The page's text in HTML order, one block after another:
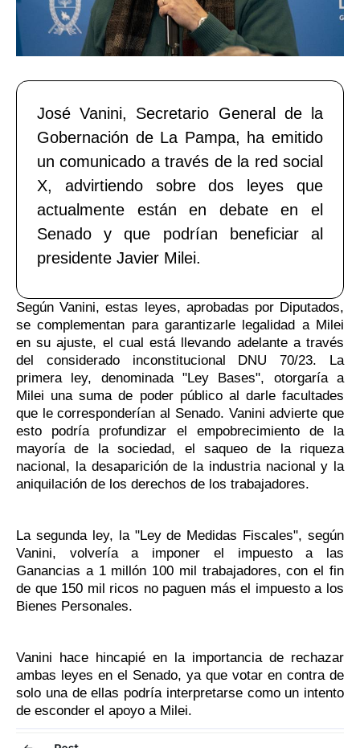
José Vanini, Secretario General de la
Gobernación de La Pampa, ha emitido
un comunicado a través de la red social
X, advirtiendo sobre dos leyes que
actualmente están en debate en el
Senado y que podrían beneficiar al
presidente Javier Milei.
Según Vanini, estas leyes, aprobadas por Diputados,
se complementan para garantizarle legalidad a Milei
en su ajuste, el cual está llevando adelante a través
del considerado inconstitucional DNU 70/23. La
primera ley, denominada "Ley Bases", otorgaría a
Milei una suma de poder público al darle facultades
que le corresponderían al Senado. Vanini advierte que
esto podría profundizar el empobrecimiento de la
mayoría de la sociedad, el saqueo de la riqueza
nacional, la desaparición de la industria nacional y la
aniquilación de los derechos de los trabajadores.
La segunda ley, la "Ley de Medidas Fiscales", según
Vanini, volvería a imponer el impuesto a las
Ganancias a 1 millón 100 mil trabajadores, con el fin
de que 150 mil ricos no paguen más el impuesto a los
Bienes Personales.
Vanini hace hincapié en la importancia de rechazar
ambas leyes en el Senado, ya que votar en contra de
solo una de ellas podría interpretarse como un intento
de esconder el apoyo a Milei.